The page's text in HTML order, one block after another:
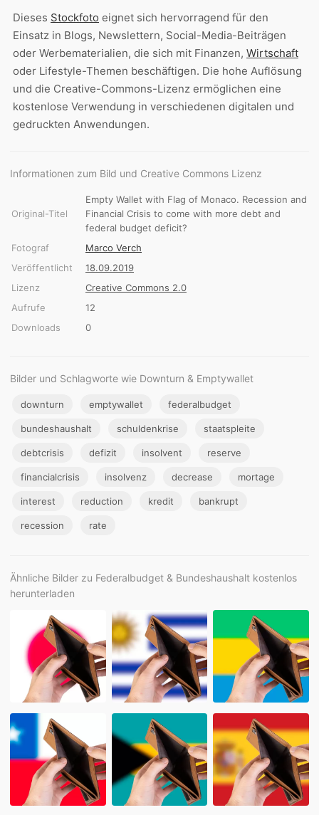
Dieses Stockfoto eignet sich hervorragend für den
Einsatz in Blogs, Newslettern, Social-Media-Beiträgen
oder Werbematerialien, die sich mit Finanzen, Wirtschaft
oder Lifestyle-Themen beschäftigen. Die hohe Auflösung
und die Creative-Commons-Lizenz ermöglichen eine
kostenlose Verwendung in verschiedenen digitalen und
gedruckten Anwendungen.
Informationen zum Bild und Creative Commons Lizenz
Original-Titel
Empty Wallet with Flag of Monaco. Recession and
Financial Crisis to come with more debt and
federal budget deficit?
Fotograf
Marco Verch
Veröffentlicht
18.09.2019
Lizenz
Creative Commons 2.0
Aufrufe
12
Downloads
0
Bilder und Schlagworte wie Downturn & Emptywallet
downturn emptywallet federalbudget
bundeshaushalt schuldenkrise staatspleite
debtcrisis defizit insolvent reserve
financialcrisis insolvenz decrease mortage
interest reduction kredit bankrupt
recession rate
Ähnliche Bilder zu Federalbudget & Bundeshaushalt kostenlos
herunterladen